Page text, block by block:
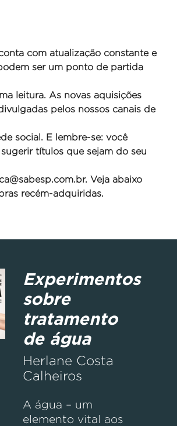
com atualização constante e
ser um ponto de partida
leitura. As novas aquisições
pelos nossos canais de
social. E lembre-se: você
títulos que sejam do seu
Veja abaixo
recém-adquiridas.
Experimentos
sobre
tratamento
de água
Herlane Costa
Calheiros
A água – um
elemento vital aos